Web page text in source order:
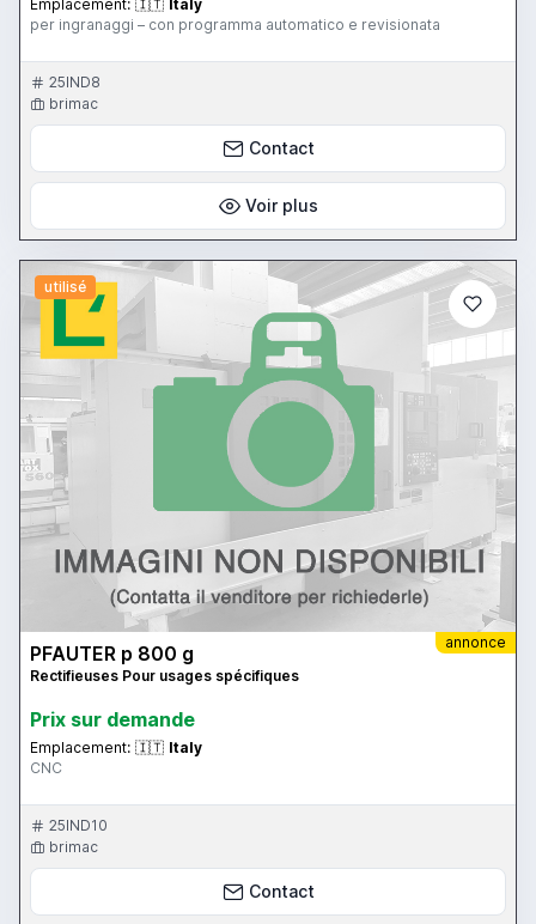
Emplacement: 🇮🇹 Italy
per ingranaggi – con programma automatico e revisionata
25IND8
brimac
Contact
Voir plus
utilisé
annonce
PFAUTER p 800 g
Rectifieuses Pour usages spécifiques
Prix ​​sur demande
Emplacement: 🇮🇹 Italy
CNC
25IND10
brimac
Contact